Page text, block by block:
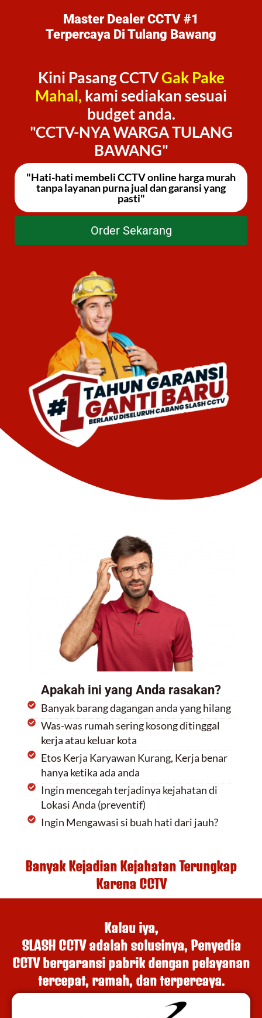
Master Dealer CCTV #1
Terpercaya Di Tulang Bawang
Kini Pasang CCTVGak Pake
Mahal, kami sediakan sesuai
budget anda.
"CCTV-NYA WARGA TULANG
BAWANG"
"Hati-hati membeli CCTV online harga murah
tanpa layanan purna jual dan garansi yang
pasti"
Order Sekarang
Apakah ini yang Anda rasakan?
Banyak barang dagangan anda yang hilang
Was-was rumah sering kosong ditinggal
kerja atau keluar kota
Etos Kerja Karyawan Kurang, Kerja benar
hanya ketika ada anda
Ingin mencegah terjadinya kejahatan di
Lokasi Anda (preventif)
Ingin Mengawasi si buah hati dari jauh?
Banyak Kejadian Kejahatan Terungkap
Karena CCTV
Kalau iya,
SLASH CCTV adalah solusinya, Penyedia
CCTV bergaransi pabrik dengan pelayanan
tercepat, ramah, dan terpercaya.